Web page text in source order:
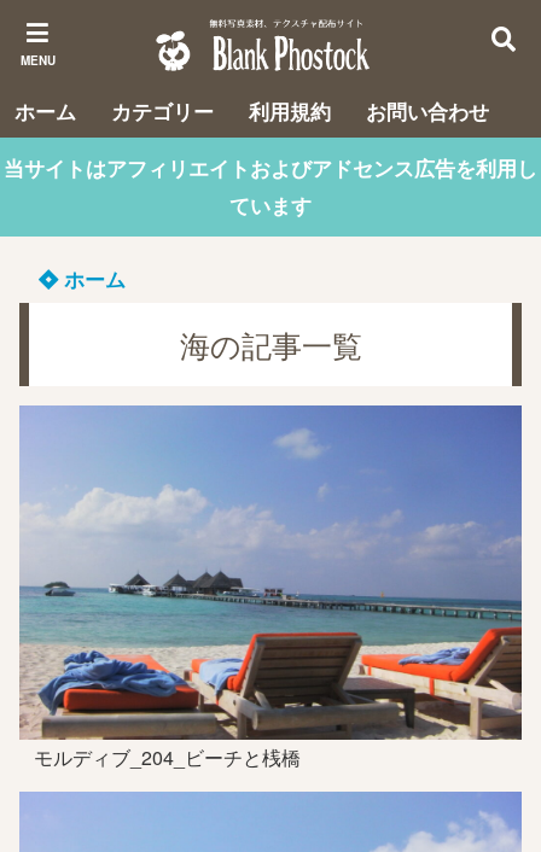
MENU
ホーム カテゴリー 利用規約
お問い合わせ
当サイトはアフィリエイトおよびアドセンス広告を利用し
ています
ホーム
海の記事一覧
モルディブ_204_ビーチと桟橋